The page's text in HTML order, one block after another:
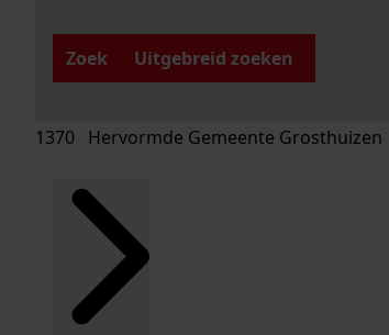
Zoek
Uitgebreid zoeken
1370 Hervormde Gemeente Grosthuizen